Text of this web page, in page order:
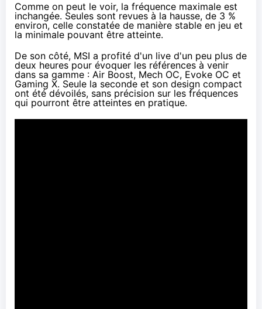
Comme on peut le voir, la fréquence maximale est
inchangée. Seules sont revues à la hausse, de 3 %
environ, celle constatée de manière stable en jeu et
la minimale pouvant être atteinte.
De son côté, MSI a profité d'un live d'un peu plus de
deux heures pour évoquer les références à venir
dans sa gamme : Air Boost, Mech OC, Evoke OC et
Gaming X. Seule la seconde et son design compact
ont été dévoilés, sans précision sur les fréquences
qui pourront être atteintes en pratique.